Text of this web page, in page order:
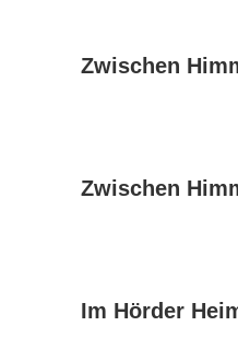
Zwischen
Zwischen
Im Hörder